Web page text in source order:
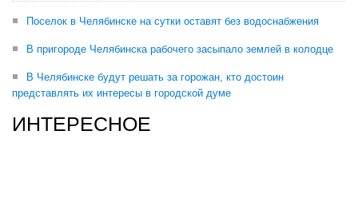
Поселок в Челябинске на сутки оставят без водоснабжения
В пригороде Челябинска рабочего засыпало землей в колодце
В Челябинске будут решать за горожан, кто достоин
представлять их интересы в городской думе
ИНТЕРЕСНОЕ